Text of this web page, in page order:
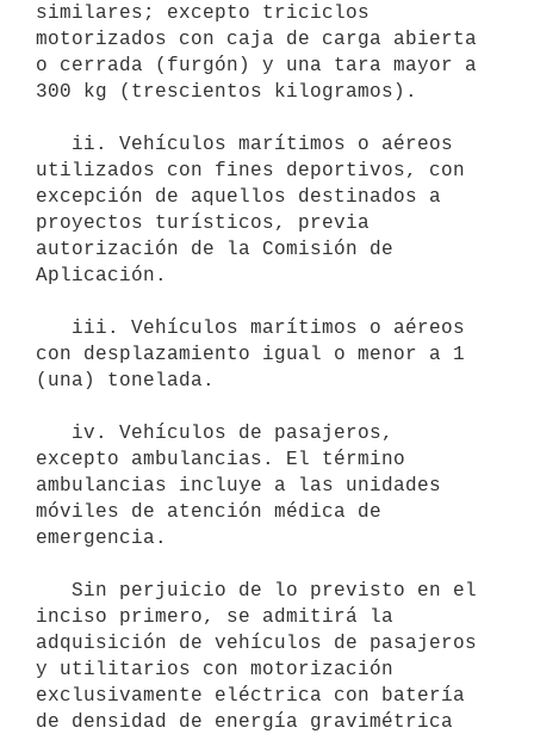
similares; excepto triciclos
motorizados con caja de carga abierta
o cerrada (furgón) y una tara mayor a
300 kg (trescientos kilogramos).
utilizados con fines deportivos, con
excepción de aquellos destinados a
proyectos turísticos, previa
autorización de la Comisión de
Aplicación.
con desplazamiento igual o menor a 1
(una) tonelada.
excepto ambulancias. El término
ambulancias incluye a las unidades
móviles de atención médica de
emergencia.
inciso primero, se admitirá la
adquisición de vehículos de pasajeros
y utilitarios con motorización
exclusivamente eléctrica con batería
de densidad de energía gravimétrica